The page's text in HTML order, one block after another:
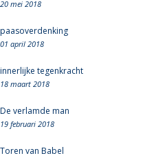
20 mei 2018
paasoverdenking
01 april 2018
innerlijke tegenkracht
18 maart 2018
De verlamde man
19 februari 2018
Toren van Babel